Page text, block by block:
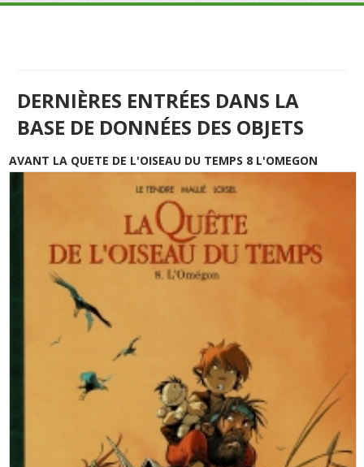
DERNIÈRES ENTRÉES DANS LA
BASE DE DONNÉES DES OBJETS
AVANT LA QUETE DE L'OISEAU DU TEMPS 8 L'OMEGON